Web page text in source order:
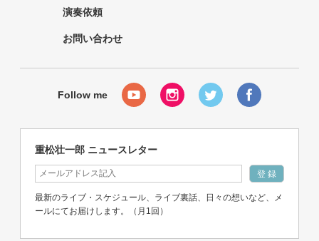
演奏依頼
お問い合わせ
重松壮一郎 ニュースレター
最新のライブ・スケジュール、ライブ裏話、日々の想いなど、メ
ールにてお届けします。（月1回）